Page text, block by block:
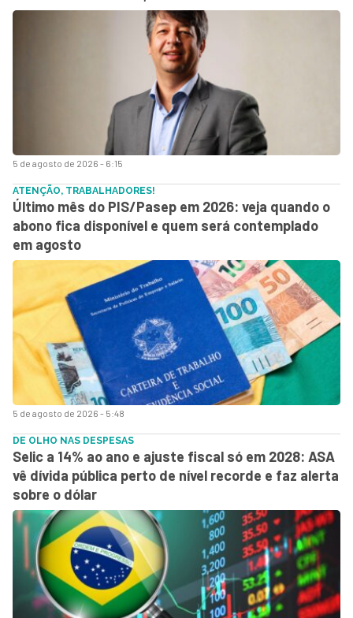
5 de agosto de 2026 - 6:15
5 de agosto de 2026 - 5:48
ATENÇÃO, TRABALHADORES!
Último mês do PIS/Pasep em 2026: veja quando o
abono fica disponível e quem será contemplado
em agosto
DE OLHO NAS DESPESAS
Selic a 14% ao ano e ajuste fiscal só em 2028: ASA
vê dívida pública perto de nível recorde e faz alerta
sobre o dólar